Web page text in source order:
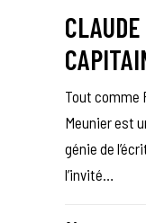
Tout comme
Meunier est
génie de
l’invité…